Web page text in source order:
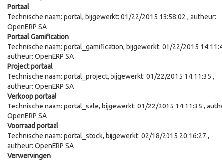
Portaal
Technische naam: portal, bijgewerkt: 01/22/2015 13:58:02 , autheur:
OpenERP SA
Portaal Gamification
Technische naam: portal_gamification, bijgewerkt: 01/22/2015
autheur: OpenERP SA
Project portaal
Technische naam: portal_project, bijgewerkt: 01/22/2015 14:11:35 ,
autheur: OpenERP SA
Verkoop portaal
Technische naam: portal_sale, bijgewerkt: 01/22/2015 14:11:35 ,
OpenERP SA
Voorraad portaal
Technische naam: portal_stock, bijgewerkt: 02/18/2015 20:16:27 ,
autheur: OpenERP SA
Verwervingen